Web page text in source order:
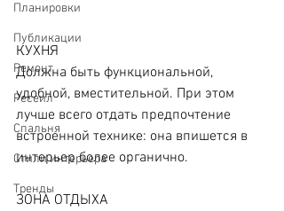
Планировки
Публикации
Ремонт
Ресеил
Спальня
Стили интерьера
Тренды
КУХНЯ
Должна быть функциональной,
удобной, вместительной. При этом
лучше всего отдать предпочтение
встроенной технике: она впишется в
интерьер более органично.
ЗОНА ОТДЫХА